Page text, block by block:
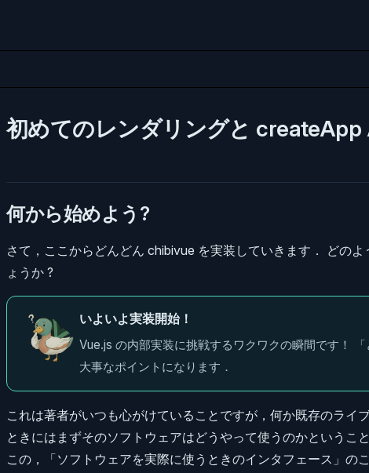
初めてのレンダリングと createApp
何から始めよう?
さて，ここからどんどん chibivue を実装していきます． どの
ょうか ?
いよいよ実装開始！
Vue.js の内部実装に挑戦するワクワクの瞬間です！
大事なポイントになります．
これは著者がいつも心がけていることですが，何か既存のライ
ときにはまずそのソフトウェアはどうやって使うのかというこ
この，「ソフトウェアを実際に使うときのインタフェース」の